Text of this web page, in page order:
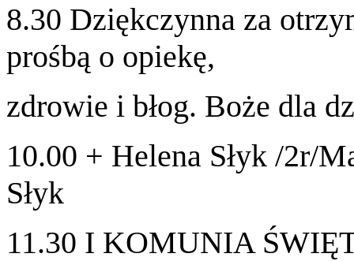
8.30 Dziękczynna za
prośbą o opiekę,
zdrowie i błog. Boże dla
10.00 + Helena Słyk /​2r/​
Słyk
11.30 I KOMU­NIA